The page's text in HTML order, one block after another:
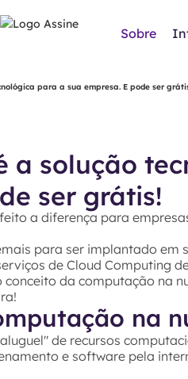
Sobre
para a sua empresa. E pode ser
a solução
ser grátis!
a diferença para
para ser implantado em
de Cloud Computing
da computação na
na
de recursos
e software pela